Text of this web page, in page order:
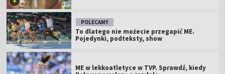
POLECAMY
To dlatego nie możecie przegapić ME.
Pojedynki, podteksty, show
ME w lekkoatletyce w TVP. Sprawdź, kiedy